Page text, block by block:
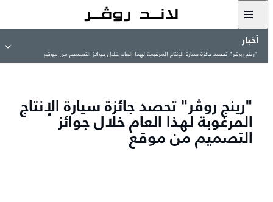
أخبار
"رينج روڤر" تحصد جائزة سيارة الإنتاج المرغوبة لهذا العام خلال جوائز التصميم من موقع
"رينج روڤر" تحصد جائزة سيارة الإنتاج
المرغوبة لهذا العام خلال جوائز
التصميم من موقع